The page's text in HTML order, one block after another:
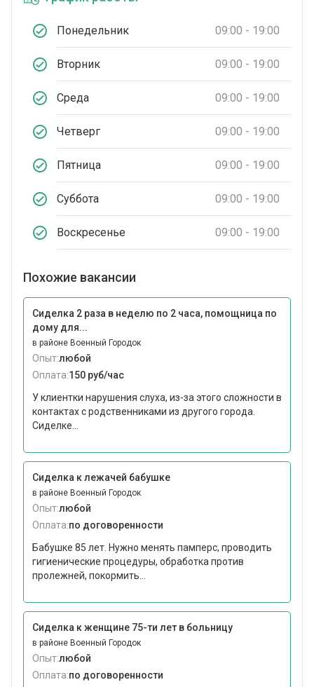
Понедельник 09:00 - 19:00
Вторник 09:00 - 19:00
Среда 09:00 - 19:00
Четверг 09:00 - 19:00
Пятница 09:00 - 19:00
Суббота 09:00 - 19:00
Воскресенье 09:00 - 19:00
Похожие вакансии
Сиделка 2 раза в неделю по 2 часа, помощница по
дому для...
в районе Военный Городок
Опыт:любой
Оплата:150 руб/час
У клиентки нарушения слуха, из-за этого сложности в
контактах с родственниками из другого города.
Сиделке...
Сиделка к лежачей бабушке
в районе Военный Городок
Опыт:любой
Оплата:по договоренности
Бабушке 85 лет. Нужно менять памперс, проводить
гигиенические процедуры, обработка против
пролежней, покормить...
Сиделка к женщине 75-ти лет в больницу
в районе Военный Городок
Опыт:любой
Оплата:по договоренности